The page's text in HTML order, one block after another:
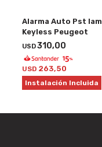
Alarma Auto Pst Iam
Keyless Peugeot
USD310,00
USD 263,50
Instalación Incluida